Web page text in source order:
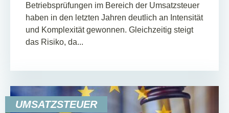
Betriebsprüfungen im Bereich der Umsatzsteuer
haben in den letzten Jahren deutlich an Intensität
und Komplexität gewonnen. Gleichzeitig steigt
das Risiko, da...
UMSATZSTEUER